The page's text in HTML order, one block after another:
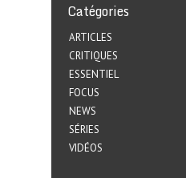
Catégories
ARTICLES
CRITIQUES
ESSENTIEL
FOCUS
NEWS
SÉRIES
VIDÉOS